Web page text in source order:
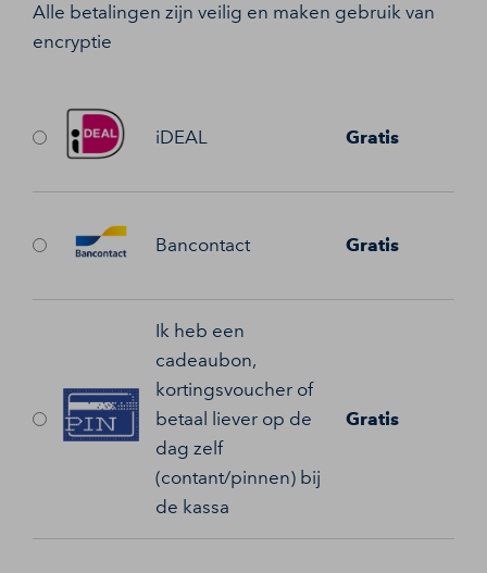
Alle betalingen zijn veilig en maken gebruik van
encryptie
iDEAL Gratis
Bancontact Gratis
Ik heb een
cadeaubon,
kortingsvoucher of
betaal liever op de
dag zelf
(contant/pinnen) bij
de kassa
Gratis